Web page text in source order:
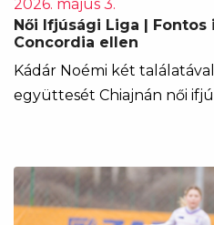
2026. május 3.
Női Ifjúsági Liga |
Concordia ellen
Kádár Noémi két
együttesét Chiajnán női